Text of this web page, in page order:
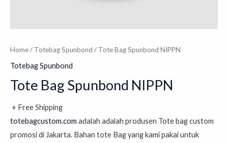
Home/ Totebag Spunbond / Tote Bag Spunbond NIPPN
Totebag Spunbond
Tote Bag Spunbond NIPPN
+ Free Shipping
totebagcustom.com adalah adalah produsen Tote bag custom
promosi di Jakarta. Bahan tote Bag yang kami pakai untuk